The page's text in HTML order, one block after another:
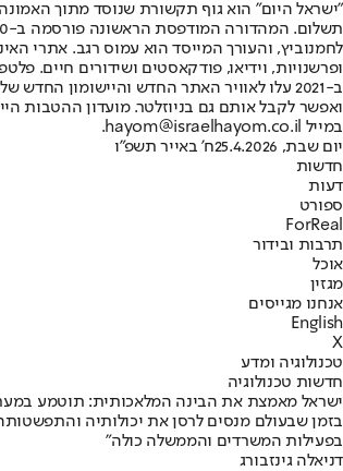
"ישראל היום" הוא גוף תקשורת שנוסד מתוך האמונה
ופרשנויות, וידיאו, פודקאסטים ושידורים חיים.
ב-2021 עלו לאוויר האתר החדש והיישומון
ואפשר לקבל אותם גם בניוזלטר. מועדון ההטבות
במייל hayom@israelhayom.co.il.
יום שבת, 25.4.2026
ח' באייר תשפ"ו
חדשות
דעות
ספורט
ForReal
תרבות ובידור
אוכל
מגזין
אנחנו מגייסים
English
X
טכנולוגיה ומדע
חדשות טכנולוגיה
ישראל מאמצת את הבינה המלאכותית: תוטמע
בפעילות המשרדים והממשלה כולה"
דניאלה גינזבורג